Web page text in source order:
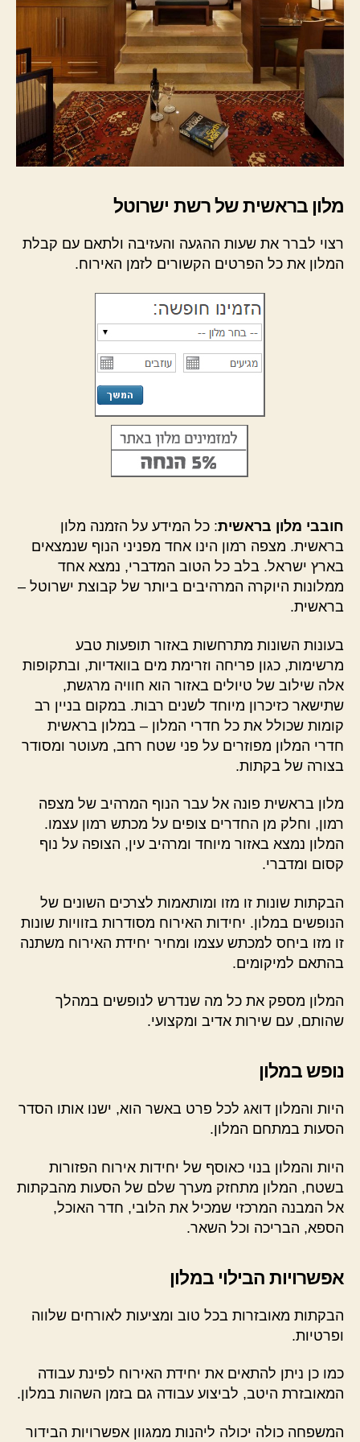
מלון בראשית של רשת ישרוטל
רצוי לברר את שעות ההגעה והעזיבה ולתאם עם קבלת
המלון את כל הפרטים הקשורים לזמן האירוח.
חובבי מלון בראשית: כל המידע על הזמנה מלון
בראשית. מצפה רמון הינו אחד מפניני הנוף שנמצאים
בארץ ישראל. בלב כל הטוב המדברי, נמצא אחד
ממלונות היוקרה המרהיבים ביותר של קבוצת ישרוטל –
בראשית.
בעונות השונות מתרחשות באזור תופעות טבע
מרשימות, כגון פריחה וזרימת מים בוואדיות, ובתקופות
אלה שילוב של טיולים באזור הוא חוויה מרגשת,
שתישאר כזיכרון מיוחד לשנים רבות. במקום בניין רב
קומות שכולל את כל חדרי המלון – במלון בראשית
חדרי המלון מפוזרים על פני שטח רחב, מעוטר ומסודר
בצורה של בקתות.
מלון בראשית פונה אל עבר הנוף המרהיב של מצפה
רמון, וחלק מן החדרים צופים על מכתש רמון עצמו.
המלון נמצא באזור מיוחד ומרהיב עין, הצופה על נוף
קסום ומדברי.
הבקתות שונות זו מזו ומותאמות לצרכים השונים של
הנופשים במלון. יחידות האירוח מסודרות בזוויות שונות
זו מזו ביחס למכתש עצמו ומחיר יחידת האירוח משתנה
בהתאם למיקומים.
המלון מספק את כל מה שנדרש לנופשים במהלך
שהותם, עם שירות אדיב ומקצועי.
נופש במלון
היות והמלון דואג לכל פרט באשר הוא, ישנו אותו הסדר
הסעות במתחם המלון.
היות והמלון בנוי כאוסף של יחידות אירוח הפזורות
בשטח, המלון מתחזק מערך שלם של הסעות מהבקתות
אל המבנה המרכזי שמכיל את הלובי, חדר האוכל,
הספא, הבריכה וכל השאר.
אפשרויות הבילוי במלון
הבקתות מאובזרות בכל טוב ומציעות לאורחים שלווה
ופרטיות.
כמו כן ניתן להתאים את יחידת האירוח לפינת עבודה
המאובזרת היטב, לביצוע עבודה גם בזמן השהות במלון.
המשפחה כולה יכולה ליהנות ממגוון אפשרויות הבידור